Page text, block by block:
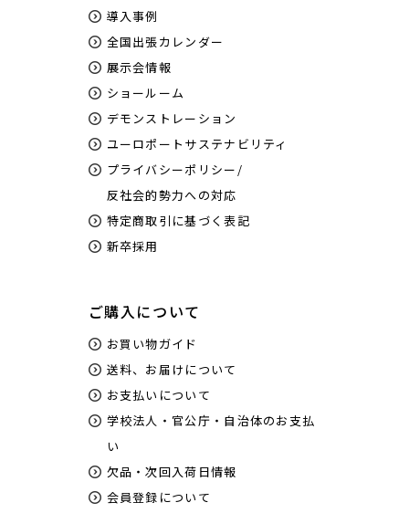
導入事例
全国出張カレンダー
展示会情報
ショールーム
デモンストレーション
ユーロポートサステナビリティ
プライバシーポリシー/
反社会的勢力への対応
特定商取引に基づく表記
新卒採用
ご購入について
お買い物ガイド
送料、お届けについて
お支払いについて
学校法人・官公庁・自治体のお支払
い
欠品・次回入荷日情報
会員登録について